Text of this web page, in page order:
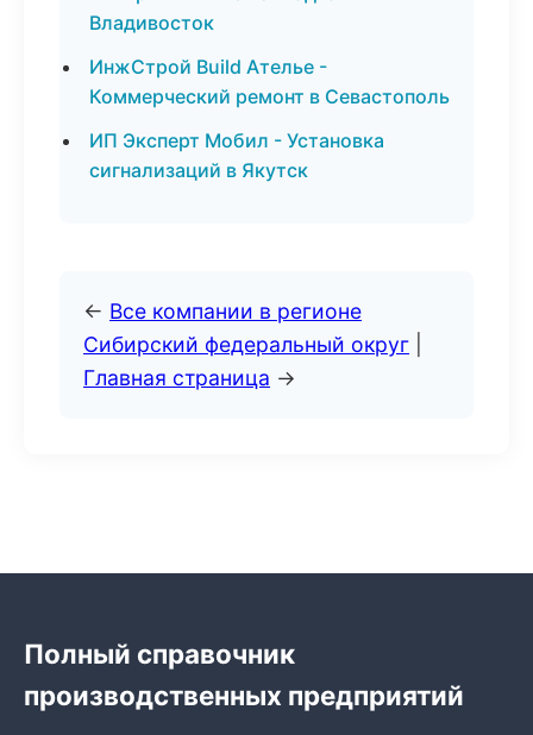
Владивосток
ИнжСтрой Build Ателье -
Коммерческий ремонт в Севастополь
ИП Эксперт Мобил - Установка
сигнализаций в Якутск
← Все компании в регионе
Сибирский федеральный округ
Главная страница →
Полный справочник
производственных предприятий